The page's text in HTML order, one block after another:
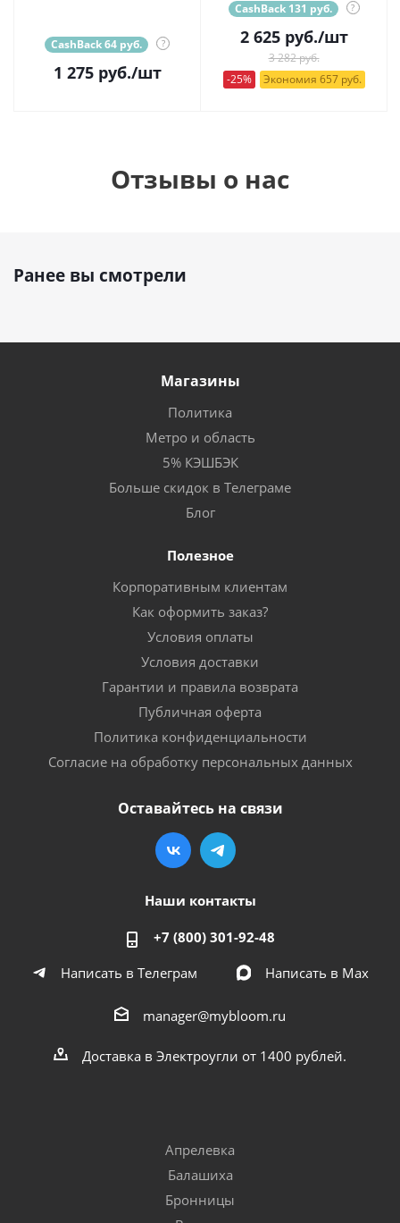
CashBack 64 руб. ?
1 275руб./шт
CashBack 131 руб. ?
2 625руб./шт
3 282 руб.
-25%
Экономия 657 руб.
Отзывы о нас
Ранее вы смотрели
Магазины
Политика
Метро и область
5% КЭШБЭК
Больше скидок в Телеграме
Блог
Полезное
Корпоративным клиентам
Как оформить заказ?
Условия оплаты
Условия доставки
Гарантии и правила возврата
Публичная оферта
Политика конфиденциальности
Согласие на обработку персональных данных
Оставайтесь на связи
Наши контакты
+7 (800) 301-92-48
Написать в Телеграм
Написать в Мах
manager@mybloom.ru
Доставка в Электроугли от 1400 рублей.
Апрелевка
Балашиха
Бронницы